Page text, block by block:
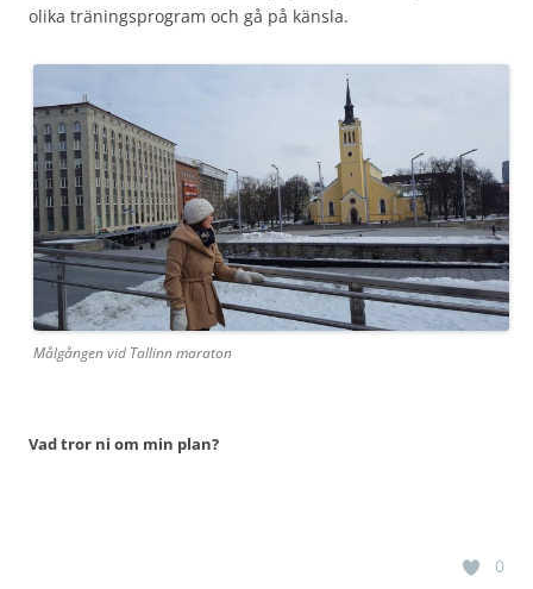
olika träningsprogram och gå på känsla.
Målgången vid Tallinn maraton
Vad tror ni om min plan?
0